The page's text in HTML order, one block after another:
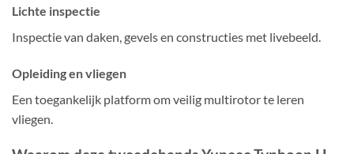
Lichte inspectie
Inspectie van daken, gevels en constructies met livebeeld.
Opleiding en vliegen
Een toegankelijk platform om veilig multirotor te leren
vliegen.